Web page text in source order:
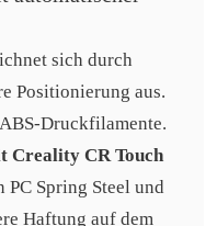
sich durch
Positionierung aus.
Druckfilamente.
Creality CR Touch
Spring Steel und
Haftung auf dem